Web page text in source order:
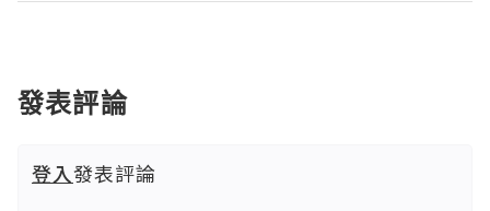
發表評論
登入發表評論